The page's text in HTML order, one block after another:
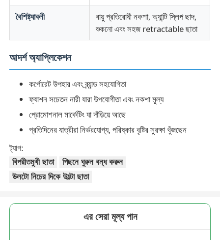
বৈশিষ্ট্যাবলী
বায়ু প্রতিরোধী নকশা, অ্যান্টি স্লিপ ছাদ,
শুকনো এবং সহজ retractable ছাতা
আদর্শ অ্যাপ্লিকেশন
কর্পোরেট উপহার এবং ব্র্যান্ড সহযোগিতা
ফ্যাশন সচেতন নারী যারা উপযোগীতা এবং নকশা মূল্য
প্রোমোশনাল মার্কেটিং যা দাঁড়িয়ে আছে
প্রতিদিনের যাত্রীরা নির্ভরযোগ্য, পরিষ্কার বৃষ্টির সুরক্ষা খুঁজছেন
ট্যাগ:
বিপরীতমুখী ছাতা
পিছনে ঘুরুন বন্ধ করুন
উলটো নিচের দিকে উল্টো ছাতা
এর সেরা মূল্য পান